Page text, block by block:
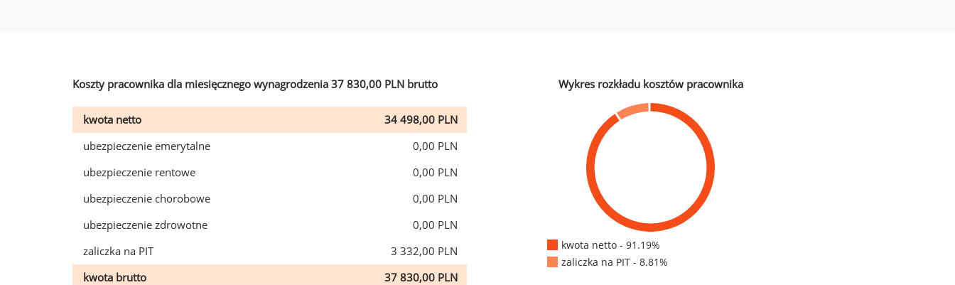
Koszty pracownika dla miesięcznego wynagrodzenia 37 830,00 PLN brutto
kwota netto
34 498,00 PLN
ubezpieczenie emerytalne
0,00 PLN
ubezpieczenie rentowe
0,00 PLN
ubezpieczenie chorobowe
0,00 PLN
ubezpieczenie zdrowotne
0,00 PLN
zaliczka na PIT
3 332,00 PLN
kwota brutto
37 830,00 PLN
Wykres rozkładu kosztów pracownika
kwota netto - 91.19%
zaliczka na PIT - 8.81%